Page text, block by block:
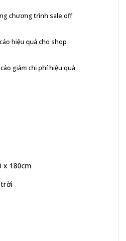
chương trình sale off
hiệu quả cho shop
giảm chi phí hiệu quả
x 180cm
trời